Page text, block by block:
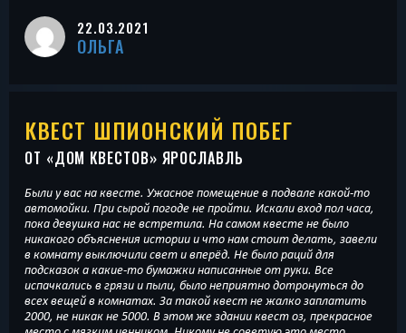
22.03.2021
ОЛЬГА
КВЕСТ ШПИОНСКИЙ ПОБЕГ
ОТ «ДОМ КВЕСТОВ» ЯРОСЛАВЛЬ
Были у вас на квесте. Ужасное помещение в подвале какой-то
автомойки. При сырой погоде не пройти. Искали вход пол часа,
пока девушка нас не встретила. На самом квесте не было
никакого объяснения истории и что нам стоит делать, завели
в комнату выключили свет и вперёд. Не было раций для
подсказок а какие-то бумажки написанные от руки. Все
испачкались в грязи и пыли, было неприятно дотронуться до
всех вещей в комнатах. За такой квест не жалко заплатить
2000, не никак не 5000. В этом же здании квест оз, прекрасное